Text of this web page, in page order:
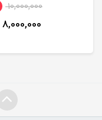
10,000,000
8,000,000